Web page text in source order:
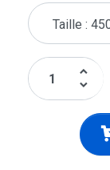
keyboard_arrow_up
keyboard_arrow_down